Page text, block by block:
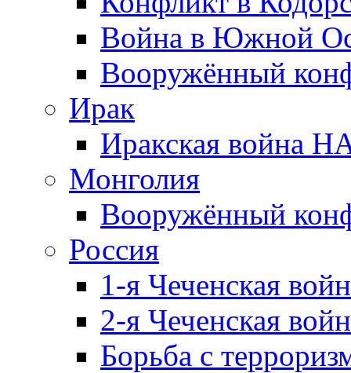
Война в Южной
Вооружённый
Ирак
Иракская война
Монголия
Вооружённый
Россия
1-я Чеченская
2-я Чеченская
Борьба с